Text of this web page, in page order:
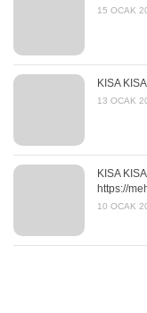
15 OCAK
KISA
13 OCAK
KISA
https://
10 OCAK